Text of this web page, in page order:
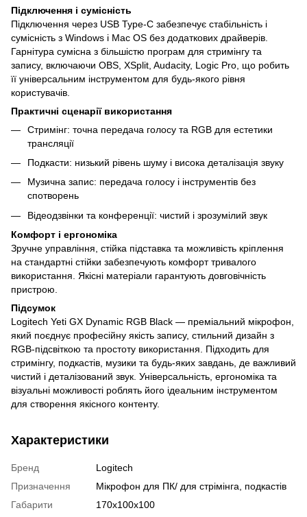
Підключення і сумісність
Підключення через USB Type-C забезпечує стабільність і
сумісність з Windows і Mac OS без додаткових драйверів.
Гарнітура сумісна з більшістю програм для стримінгу та
запису, включаючи OBS, XSplit, Audacity, Logic Pro, що робить
її універсальним інструментом для будь-якого рівня
користувачів.
Практичні сценарії використання
Стримінг: точна передача голосу та RGB для естетики
трансляції
Подкасти: низький рівень шуму і висока деталізація звуку
Музична запис: передача голосу і інструментів без
спотворень
Відеодзвінки та конференції: чистий і зрозумілий звук
Комфорт і ергономіка
Зручне управління, стійка підставка та можливість кріплення
на стандартні стійки забезпечують комфорт тривалого
використання. Якісні матеріали гарантують довговічність
пристрою.
Підсумок
Logitech Yeti GX Dynamic RGB Black — преміальний мікрофон,
який поєднує професійну якість запису, стильний дизайн з
RGB-підсвіткою та простоту використання. Підходить для
стримінгу, подкастів, музики та будь-яких завдань, де важливий
чистий і деталізований звук. Універсальність, ергономіка та
візуальні можливості роблять його ідеальним інструментом
для створення якісного контенту.
Характеристики
Бренд
Logitech
Призначення
Мікрофон для ПК/ для стрімінга, подкастів
Габарити
170х100х100